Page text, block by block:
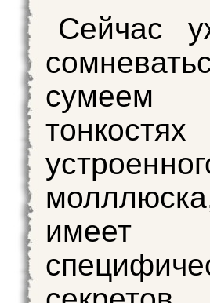
Сейчас
сумеем
имеет